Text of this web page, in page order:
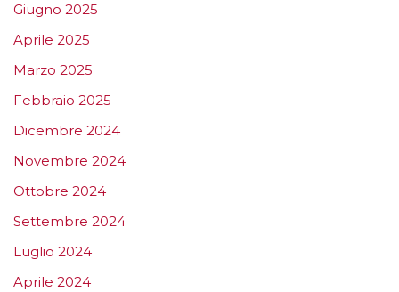
Giugno 2025
Aprile 2025
Marzo 2025
Febbraio 2025
Dicembre 2024
Novembre 2024
Ottobre 2024
Settembre 2024
Luglio 2024
Aprile 2024